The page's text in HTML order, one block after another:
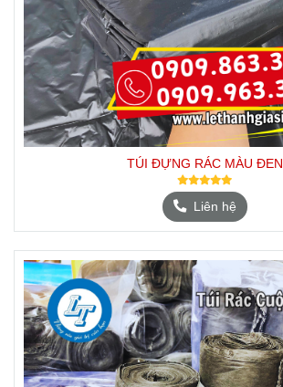
TÚI ĐỰNG RÁC MÀU ĐEN
Liên hệ